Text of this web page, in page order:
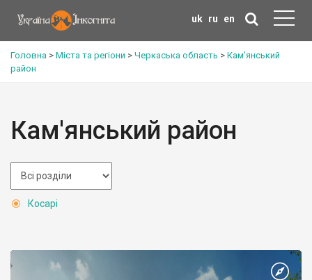
uk ru en
Головна > Міста та регіони > Черкаська область > Кам'янський
район
Кам'янський район
Косарі